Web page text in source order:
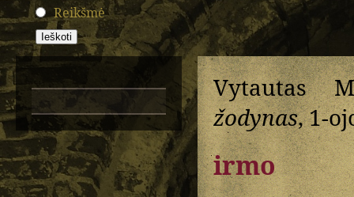
Reikšmė
Vytautas
žodynas, 1-
irmo